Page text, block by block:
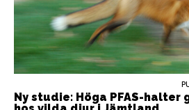
Ny studie: Höga PFAS-halter